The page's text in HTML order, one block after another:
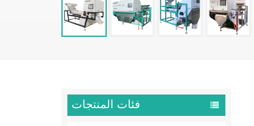
فئات المنتجات